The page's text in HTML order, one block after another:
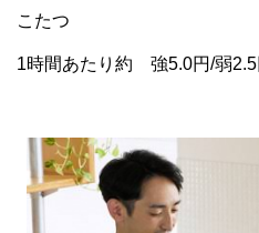
こたつ
1時間あたり約 強5.0円/弱2.5